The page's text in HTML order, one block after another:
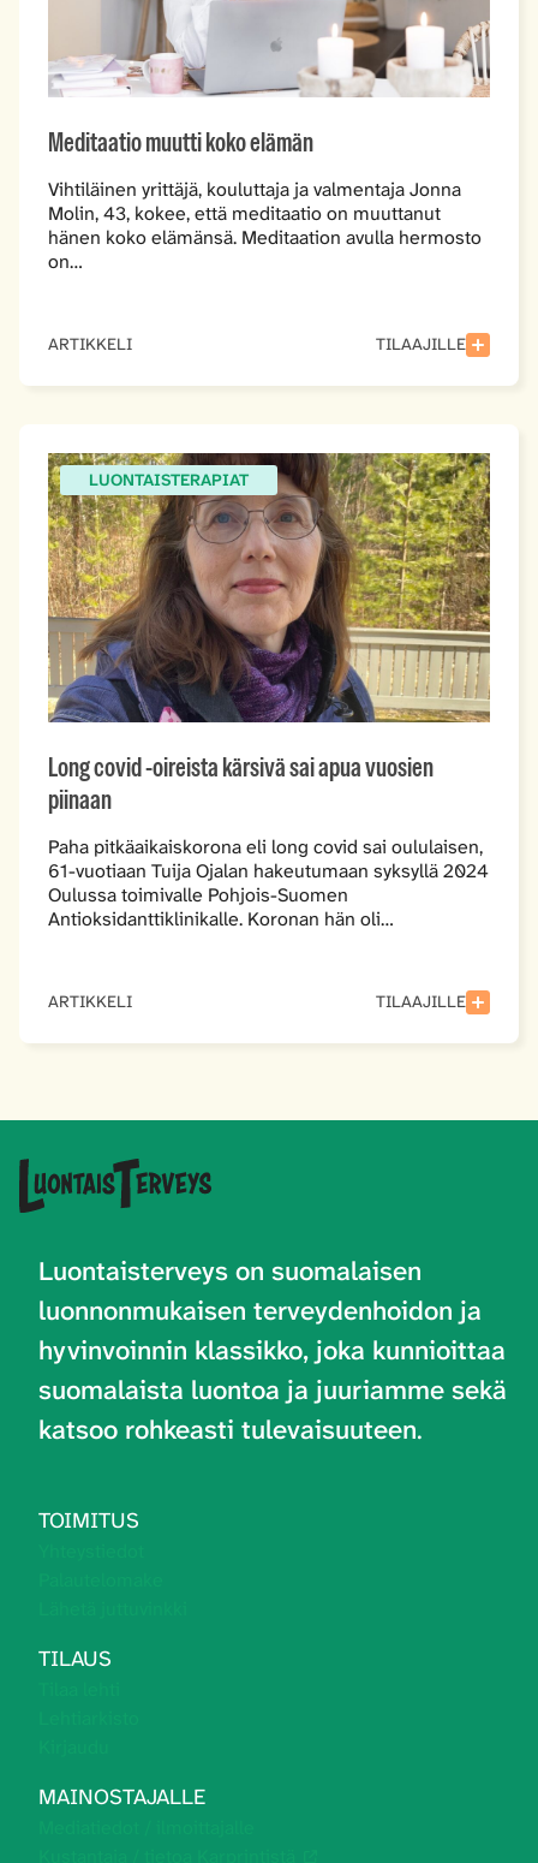
Meditaatio muutti koko elämän
Vihtiläinen yrittäjä, kouluttaja ja valmentaja Jonna
Molin, 43, kokee, että meditaatio on muuttanut
hänen koko elämänsä. Meditaation avulla hermosto
on…
ARTIKKELI TILAAJILLE
LUONTAISTERAPIAT
Long covid -oireista kärsivä sai apua vuosien
piinaan
Paha pitkäaikaiskorona eli long covid sai oululaisen,
61-vuotiaan Tuija Ojalan hakeutumaan syksyllä 2024
Oulussa toimivalle Pohjois-Suomen
Antioksidanttiklinikalle. Koronan hän oli…
ARTIKKELI TILAAJILLE
Luontaisterveys on suomalaisen
luonnonmukaisen terveydenhoidon ja
hyvinvoinnin klassikko, joka kunnioittaa
suomalaista luontoa ja juuriamme sekä
katsoo rohkeasti tulevaisuuteen.
TOIMITUS
TILAUS
MAINOSTAJALLE